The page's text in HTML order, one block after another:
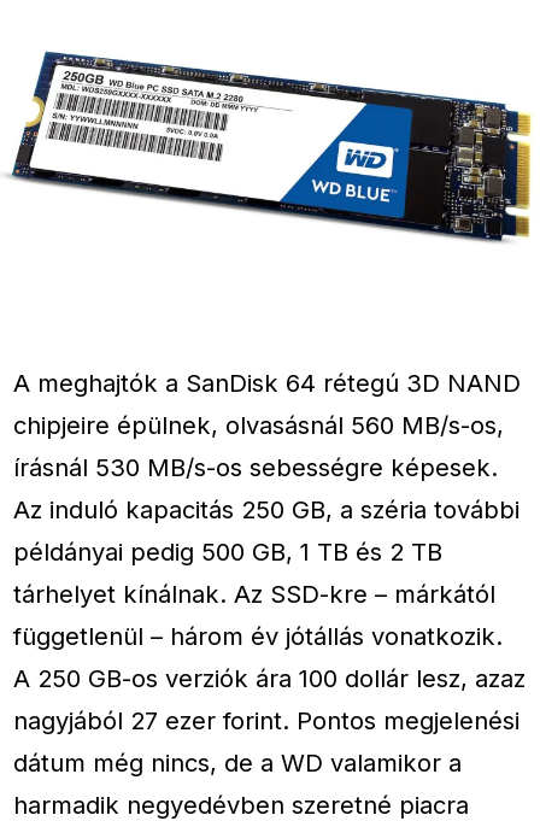
A meghajtók a SanDisk 64 rétegú 3D NAND
chipjeire épülnek, olvasásnál 560 MB/s-os,
írásnál 530 MB/s-os sebességre képesek.
Az induló kapacitás 250 GB, a széria további
példányai pedig 500 GB, 1 TB és 2 TB
tárhelyet kínálnak. Az SSD-kre – márkától
függetlenül – három év jótállás vonatkozik.
A 250 GB-os verziók ára 100 dollár lesz, azaz
nagyjából 27 ezer forint. Pontos megjelenési
dátum még nincs, de a WD valamikor a
harmadik negyedévben szeretné piacra